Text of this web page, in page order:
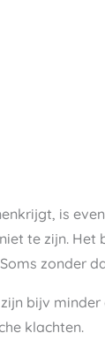
is
te zijn.
zonder
bijv
klachten.